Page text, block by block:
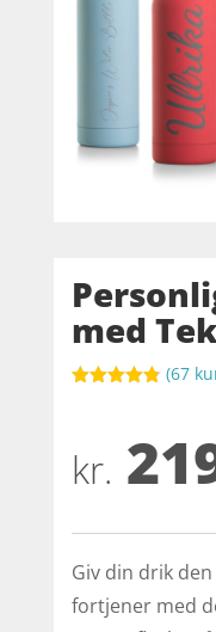
med
baseret på
kundebedøm
melser
(67
kr.
Giv din drik
fortjener med